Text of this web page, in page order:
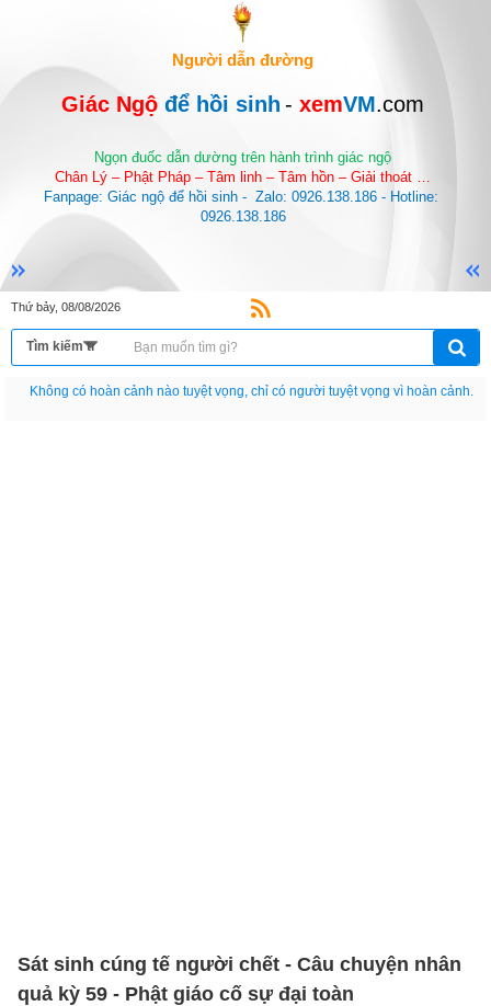
Người dẫn đường
Giác Ngộ để hồi sinh - xemVM.com
Ngọn đuốc dẫn dường trên hành trình giác ngộ
Chân Lý – Phật Pháp – Tâm linh – Tâm hồn – Giải thoát …
Fanpage: Giác ngộ để hồi sinh -  Zalo: 0926.138.186 - Hotline:
0926.138.186
Thứ bảy, 08/08/2026
Nếu như không chịu học tập thì cho dù đi vạn dặm đường cũng chỉ là anh đưa
Sát sinh cúng tế người chết - Câu chuyện nhân
quả kỳ 59 - Phật giáo cố sự đại toàn